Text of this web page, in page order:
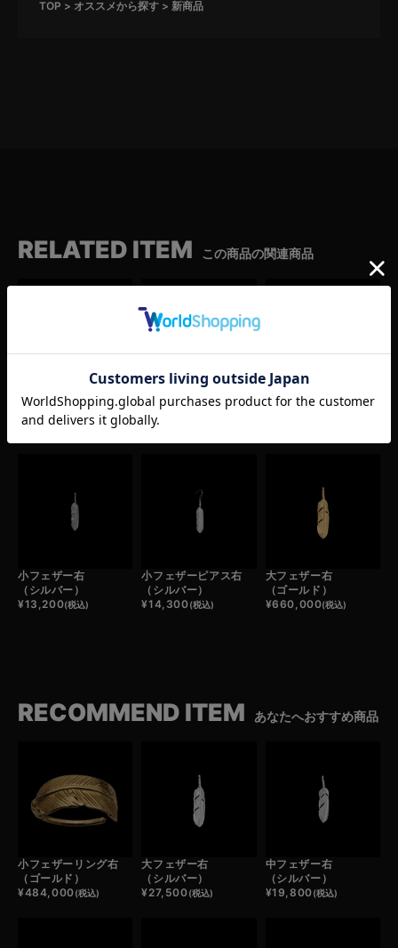
TOP オススメから探す 新商品
RELATED ITEM この商品の関連商品
小フェザーリング右
（ゴールド）
¥484,000
大フェザー右
（シルバー）
¥27,500
中フェザー右
小フェザー右
（シルバー）
¥13,200(税込)
小フェザーピアス右
（シルバー）
¥14,300(税込)
大フェザー右
（ゴールド）
¥660,000(税込)
RECOMMEND ITEM あなたへおすすめ商品
小フェザーリング右
（ゴールド）
¥484,000(税込)
大フェザー右
（シルバー）
¥27,500(税込)
中フェザー右
（シルバー）
¥19,800(税込)